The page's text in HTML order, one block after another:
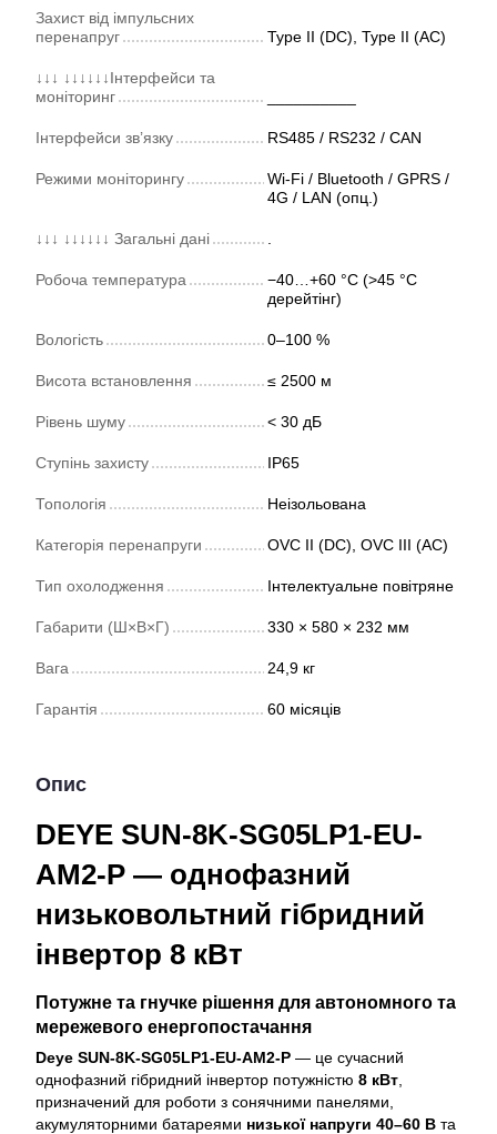
Захист від імпульсних
перенапруг
Type II (DC), Type II (AC)
↓↓↓ ↓↓↓↓↓↓Інтерфейси та
моніторинг
Інтерфейси зв’язку RS485 / RS232 / CAN
Режими моніторингу
Wi-Fi / Bluetooth / GPRS /
4G / LAN (опц.)
↓↓↓ ↓↓↓↓↓↓ Загальні дані
Робоча температура
−40…+60 °C (>45 °C
дерейтінг)
Вологість 0–100 %
Висота встановлення ≤ 2500 м
Рівень шуму < 30 дБ
Ступінь захисту IP65
Топологія Неізольована
Категорія перенапруги OVC II (DC), OVC III (AC)
Тип охолодження Інтелектуальне повітряне
Габарити (Ш×В×Г) 330 × 580 × 232 мм
Вага 24,9 кг
Гарантія 60 місяців
Опис
DEYE SUN-8K-SG05LP1-EU-
AM2-P — однофазний
низьковольтний гібридний
інвертор 8 кВт
Потужне та гнучке рішення для автономного та
мережевого енергопостачання
Deye SUN-8K-SG05LP1-EU-AM2-P — це сучасний
однофазний гібридний інвертор потужністю 8 кВт
призначений для роботи з сонячними панелями,
акумуляторними батареями низької напруги 40–60 В та